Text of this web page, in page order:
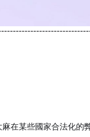
在某些國家合法化